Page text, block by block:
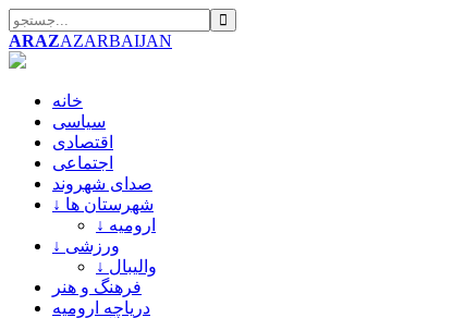
ARAZAZARBAIJAN
خانه
سیاسی
اقتصادی
اجتماعی
صدای شهروند
↓ شهرستان ها
↓ ارومیه
↓ ورزشی
↓ والیبال
فرهنگ و هنر
دریاچه ارومیه